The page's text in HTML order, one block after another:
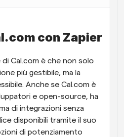
con chiamate
dall'IA
le ultime notizie e aggiornamenti
pochi minuti
riunioni con più persone
con Zapier
Cal.com è che non solo
più gestibile, ma la
Anche se Cal.com è
e open-source, ha
di integrazioni senza
disponibili tramite il suo
di potenziamento